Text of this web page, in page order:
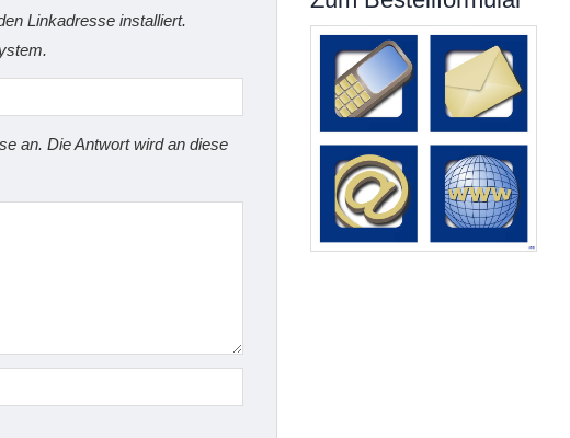
Linkadresse installiert.
an. Die Antwort wird an diese